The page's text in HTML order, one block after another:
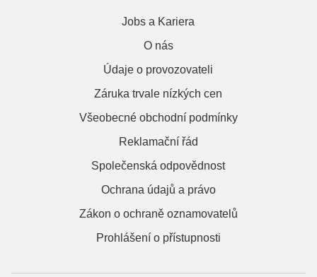
Jobs a Kariera
O nás
Údaje o provozovateli
Záruka trvale nízkých cen
Všeobecné obchodní podmínky
Reklamační řád
Společenská odpovědnost
Ochrana údajů a právo
Zákon o ochraně oznamovatelů
Prohlášení o přístupnosti